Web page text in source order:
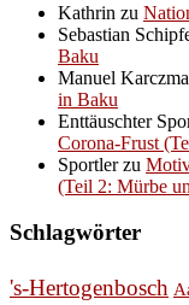
Kathrin zu
Sebastian
Baku
Manuel
in Baku
Enttäuschter
Corona-Frust
Sportlerzu
(Teil 2: Mürbe
Schlagwörter
's-Hertogenbosch